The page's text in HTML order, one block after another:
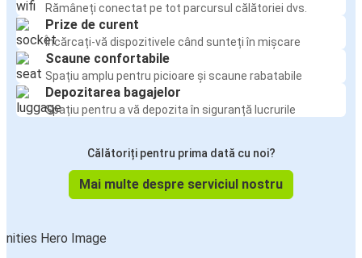
Rămâneți conectat pe tot parcursul călătoriei dvs.
Prize de curent
Încărcați-vă dispozitivele când sunteți în mișcare
Scaune confortabile
Spațiu amplu pentru picioare și scaune rabatabile
Depozitarea bagajelor
Spațiu pentru a vă depozita în siguranță lucrurile
Călătoriți pentru prima dată cu noi?
Mai multe despre serviciul nostru